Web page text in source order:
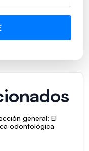
general: El
odontológica